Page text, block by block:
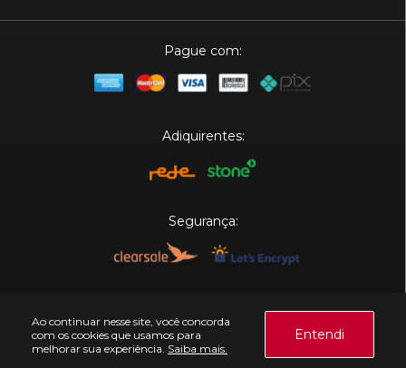
Ao continuar nesse site, você concorda
com os cookies que usamos para
melhorar sua experiência. Saiba mais.
Entendi
Pague com:
Adiquirentes:
Segurança: